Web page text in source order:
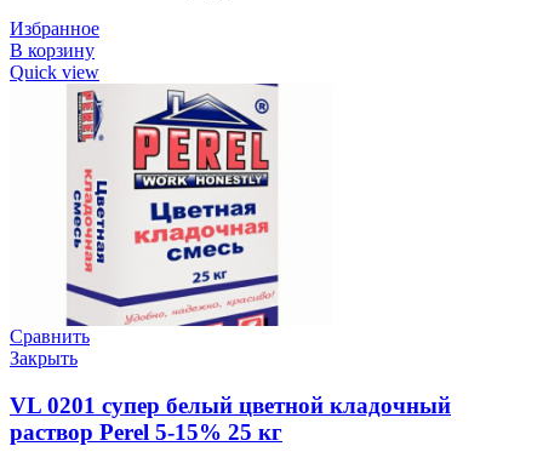
Избранное
В корзину
Quick view
Сравнить
Закрыть
VL 0201 супер белый цветной кладочный
раствор Perel 5-15% 25 кг